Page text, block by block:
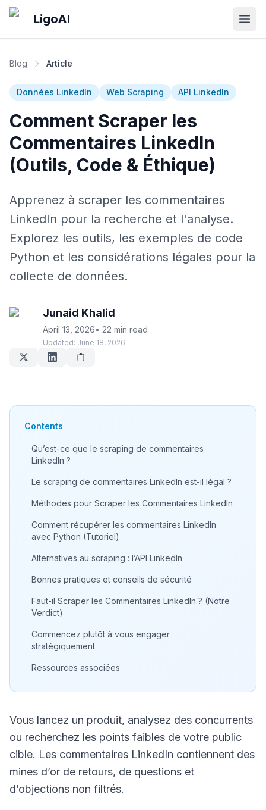
Skip to main content
LigoAI
Blog Article
Données LinkedIn Web Scraping API LinkedIn
Comment Scraper les
Commentaires LinkedIn
(Outils, Code & Éthique)
Apprenez à scraper les commentaires
LinkedIn pour la recherche et l'analyse.
Explorez les outils, les exemples de code
Python et les considérations légales pour la
collecte de données.
Junaid Khalid
April 13, 2026• 22 min read
Updated: June 18, 2026
Contents
Qu’est-ce que le scraping de commentaires
LinkedIn ?
Le scraping de commentaires LinkedIn est-il légal ?
Méthodes pour Scraper les Commentaires LinkedIn
Comment récupérer les commentaires LinkedIn
avec Python (Tutoriel)
Alternatives au scraping : l’API LinkedIn
Bonnes pratiques et conseils de sécurité
Faut-il Scraper les Commentaires LinkedIn ? (Notre
Verdict)
Commencez plutôt à vous engager
stratégiquement
Ressources associées
Vous lancez un produit, analysez des concurrents
ou recherchez les points faibles de votre public
cible. Les commentaires LinkedIn contiennent des
mines d’or de retours, de questions et
d’objections non filtrés.